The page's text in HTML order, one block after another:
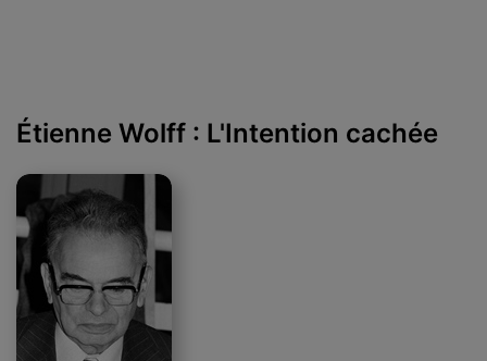
Étienne Wolff : L'Intention cachée